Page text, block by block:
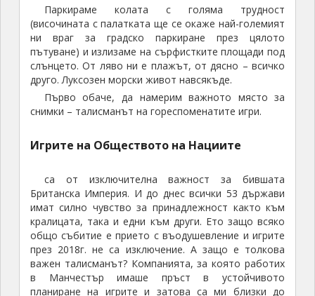
Паркираме колата с голяма трудност
(височината с палатката ще се окаже най-големият
ни враг за градско паркиране през цялото
пътуване) и излизаме на сърфистките площади под
слънцето. От ляво ни е плажът, от дясно – всичко
друго. Луксозен морски живот навсякъде.
Първо обаче, да намерим важното място за
снимки – талисманът на гореспоменатите игри.
Игрите на Обществото на Нациите
са от изключителна важност за бившата
Британска Империя. И до днес всички 53 държави
имат силно чувство за принадлежност както към
кралицата, така и едни към други. Ето защо всяко
общо събитие е прието с въодушевление и игрите
през 2018г. не са изключение. А защо е толкова
важен талисманът? Компанията, за която работих
в Манчестър имаше пръст в устойчивото
планиране на игрите и затова са ми близки до